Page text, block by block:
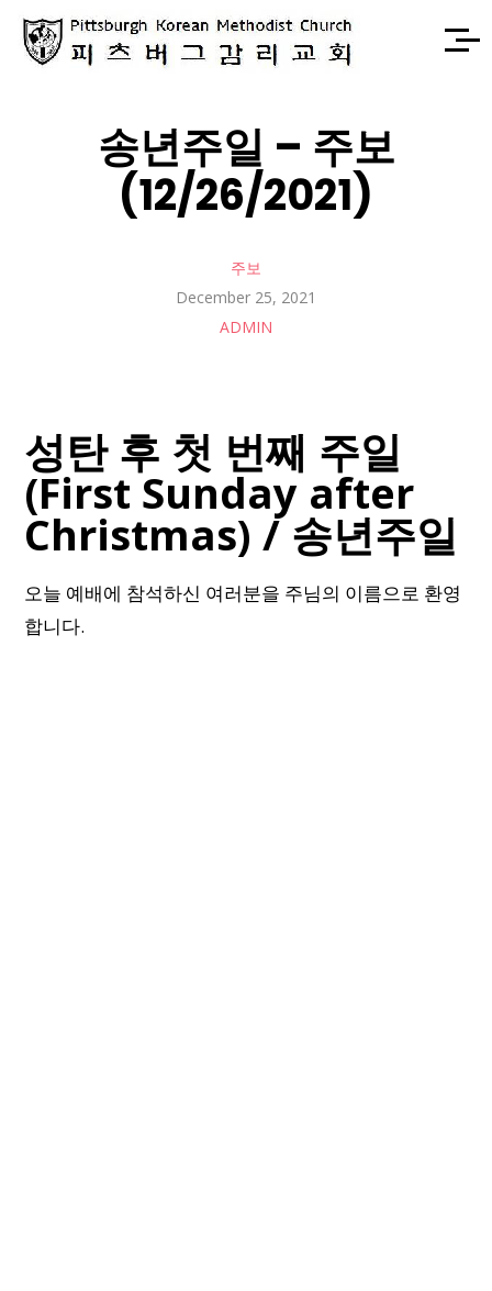
송년주일 – 주보
(12/26/2021)
주보
December 25, 2021
ADMIN
성탄 후 첫 번째 주일
(First Sunday after
Christmas) / 송년주일
오늘 예배에 참석하신 여러분을 주님의 이름으로 환영
합니다.